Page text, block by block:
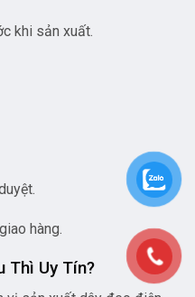
khi sản xuất.
hàng.
Thì Uy Tín?